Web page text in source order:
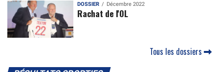
DOSSIER Décembre 2022
Rachat de l'OL
Tous les dossiers